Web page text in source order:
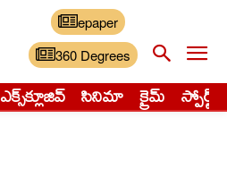
epaper
360 Degrees
ఎక్స్‌క్లూజివ్‌ సినిమా క్రైమ్ స్పోర్ట్స్